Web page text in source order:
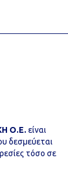
Ο.Ε. είναι
δεσμεύεται
τόσο σε